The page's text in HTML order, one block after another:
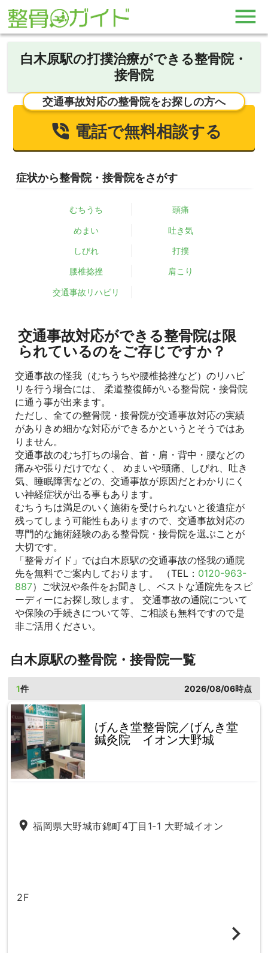
白木原駅の打撲治療ができる整骨院・
接骨院
交通事故対応の整骨院をお探しの方へ
電話で無料相談する
症状から整骨院・接骨院をさがす
むちうち 頭痛
めまい 吐き気
しびれ 打撲
腰椎捻挫 肩こり
交通事故リハビリ
交通事故対応ができる整骨院は限
られているのをご存じですか？
交通事故の怪我（むちうちや腰椎捻挫など）のリハビ
リを行う場合には、 柔道整復師がいる整骨院・接骨院
に通う事が出来ます。
ただし、全ての整骨院・接骨院が交通事故対応の実績
がありきめ細かな対応ができるかというとそうではあ
りません。
交通事故のむち打ちの場合、首・肩・背中・腰などの
痛みや張りだけでなく、 めまいや頭痛、しびれ、吐き
気、睡眠障害などの、交通事故が原因だとわかりにく
い神経症状が出る事もあります。
むちうちは満足のいく施術を受けられないと後遺症が
残ってしまう可能性もありますので、交通事故対応の
専門的な施術経験のある整骨院・接骨院を選ぶことが
大切です。
「整骨ガイド」では白木原駅の交通事故の怪我の通院
先を無料でご案内しております。 （TEL： 0120-963-
887）ご状況や条件をお聞きし、ベストな通院先をスピ
ーディーにお探し致します。 交通事故の通院について
や保険の手続きについて等、ご相談も無料ですので是
非ご活用ください。
白木原駅の整骨院・接骨院一覧
1件 2026/08/06時点
げんき堂整骨院／げんき堂
鍼灸院 イオン大野城
place 福岡県大野城市錦町4丁目1-1 大野城イオン
2F